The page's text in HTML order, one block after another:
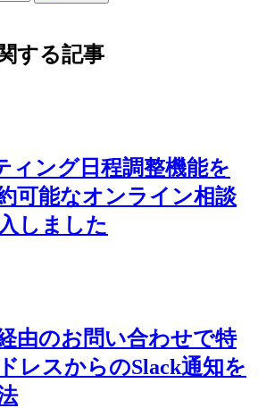
する記事
ィング日程調整機能を
可能なオンライン相談
しました
由のお問い合わせで特
レスからのSlack通知を